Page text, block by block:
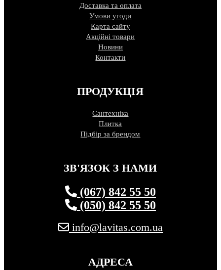
Доставка та оплата
Умови угоди
Карта сайту
Акційні товари
Новини
Контакти
ПРОДУКЦІЯ
Сантехніка
Плитка
Підбір за брендом
ЗВ'ЯЗОК З НАМИ
(067) 842 55 50
(050) 842 55 50
info@lavitas.com.ua
АДРЕСА